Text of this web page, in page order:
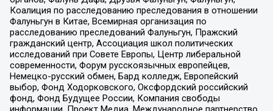
Коалиция по расследованию преследования в отношении
Фалуньгун в Китае, Всемирная организация по
расследованию преследований Фалуньгун, Пражский
гражданский центр, Ассоциация школ политических
исследований при Совете Европы, Центр либеральной
современности, Форум русскоязычных европейцев,
Немецко-русский обмен, Бард колледж, Европейский
выбор, Фонд Ходорковского, Оксфордский российский
фонд, Фонд Будущее России, Компания свободы